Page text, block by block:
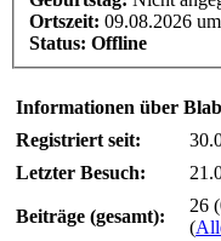
Ortszeit: 09.08.2026
Status: Offline
Informationen über
Registriert seit:
Letzter Besuch:
Beiträge (gesamt):
26
(